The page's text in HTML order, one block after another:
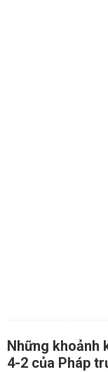
Những khoảnh
4-2 của Pháp